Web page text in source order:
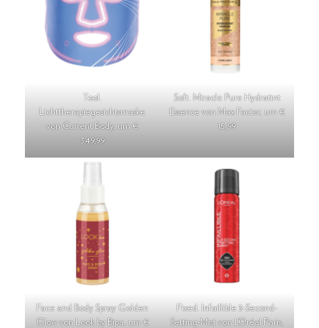
Tool.
Lichttherapiegesichtsmaske
von Current Body, um €
349,99
Soft. Miracle Pure Hydratint
Essence von Max Factor, um €
15,99
Face and Body Spray Golden
Glow von Look by Bipa, um €
Fixed. Infaillible 3-Second-
Setting-Mist von L’Oréal Paris,